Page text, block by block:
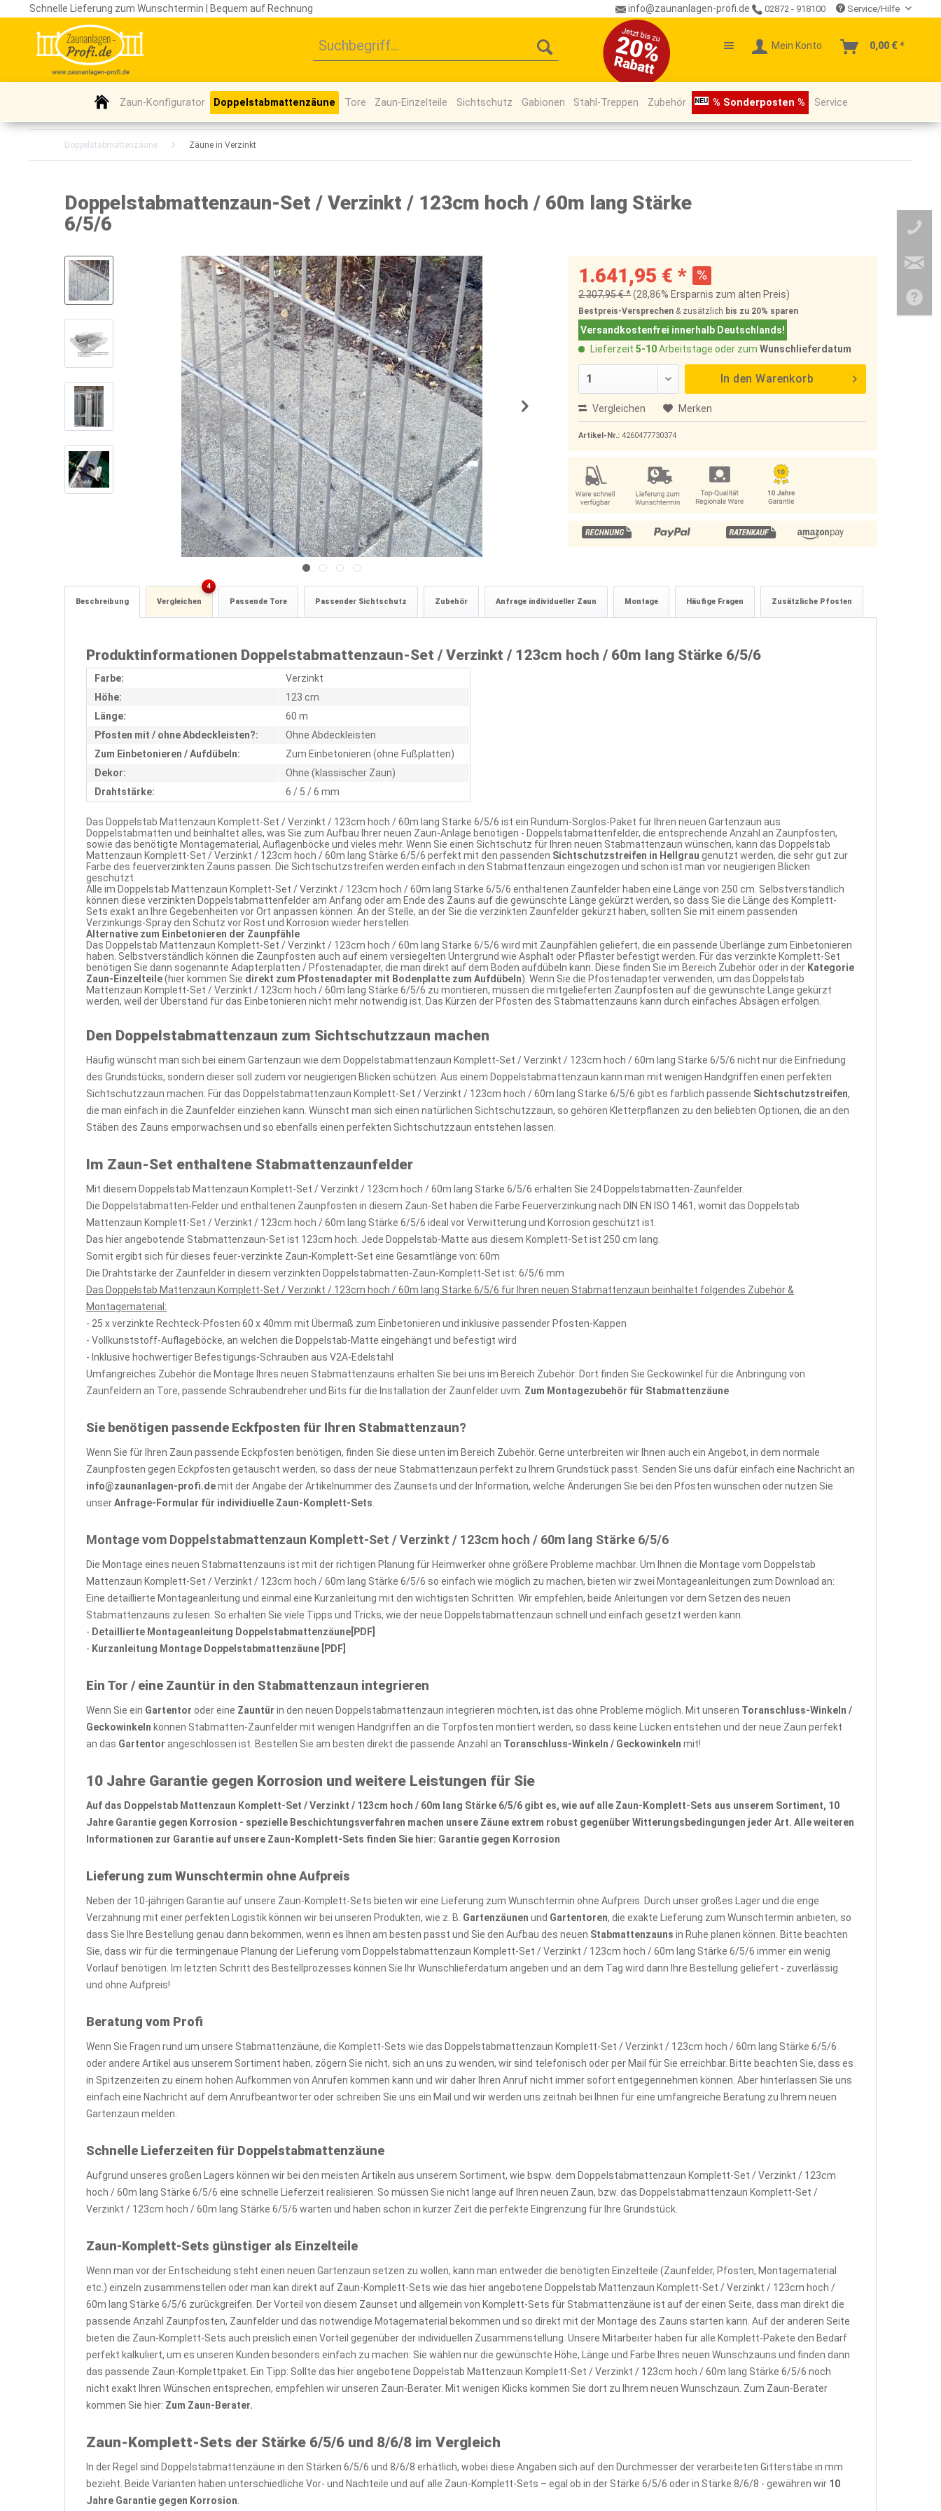
Schnelle Lieferung zum Wunschtermin | Bequem auf Rechnung info@zaunanlagen-profi.de 02872 - 918100 Service/Hilfe
Mein Konto 0,00 € *
Zaun-Konfigurator Doppelstabmattenzäune Tore Zaun-Einzelteile Sichtschutz Gabionen Stahl-Treppen Zubehör % Sonderposten % Service
Doppelstabmattenzäune Zäune in Verzinkt
Doppelstabmattenzaun-Set / Verzinkt / 123cm hoch / 60m lang Stärke
6/5/6
1.641,95 € *
2.307,95 € *(28,86% Ersparnis zum alten Preis)
Bestpreis-Versprechen & zusätzlich bis zu 20% sparen
Versandkostenfrei innerhalb Deutschlands!
Lieferzeit5-10Arbeitstage oder zumWunschlieferdatum
In den Warenkorb
Vergleichen Merken
Artikel-Nr.:4260477730374
Beschreibung Vergleichen
4
Passende Tore Passender Sichtschutz Zubehör Anfrage individueller Zaun Montage Häufige Fragen Zusätzliche Pfosten
Produktinformationen Doppelstabmattenzaun-Set / Verzinkt / 123cm hoch / 60m lang Stärke 6/5/6
Farbe:
Verzinkt
Höhe:
123 cm
Länge:
60 m
Pfosten mit / ohne Abdeckleisten?:
Ohne Abdeckleisten
Zum Einbetonieren / Aufdübeln:
Zum Einbetonieren (ohne Fußplatten)
Dekor:
Ohne (klassischer Zaun)
Drahtstärke:
6 / 5 / 6 mm
Das Doppelstab Mattenzaun Komplett-Set / Verzinkt / 123cm hoch / 60m lang Stärke 6/5/6 ist ein Rundum-Sorglos-Paket für Ihren neuen Gartenzaun aus
Doppelstabmatten und beinhaltet alles, was Sie zum Aufbau Ihrer neuen Zaun-Anlage benötigen - Doppelstabmattenfelder, die entsprechende Anzahl an Zaunpfosten,
sowie das benötigte Montagematerial, Auflagenböcke und vieles mehr. Wenn Sie einen Sichtschutz für Ihren neuen Stabmattenzaun wünschen, kann das Doppelstab
Mattenzaun Komplett-Set / Verzinkt / 123cm hoch / 60m lang Stärke 6/5/6 perfekt mit den passenden Sichtschutzstreifen in Hellgrau genutzt werden, die sehr gut zur
Farbe des feuerverzinkten Zauns passen. Die Sichtschutzstreifen werden einfach in den Stabmattenzaun eingezogen und schon ist man vor neugierigen Blicken
geschützt.
Alle im Doppelstab Mattenzaun Komplett-Set / Verzinkt / 123cm hoch / 60m lang Stärke 6/5/6 enthaltenen Zaunfelder haben eine Länge von 250 cm. Selbstverständlich
können diese verzinkten Doppelstabmattenfelder am Anfang oder am Ende des Zauns auf die gewünschte Länge gekürzt werden, so dass Sie die Länge des Komplett-
Sets exakt an Ihre Gegebenheiten vor Ort anpassen können. An der Stelle, an der Sie die verzinkten Zaunfelder gekürzt haben, sollten Sie mit einem passenden
Verzinkungs-Spray den Schutz vor Rost und Korrosion wieder herstellen.
Alternative zum Einbetonieren der Zaunpfähle
Das Doppelstab Mattenzaun Komplett-Set / Verzinkt / 123cm hoch / 60m lang Stärke 6/5/6 wird mit Zaunpfählen geliefert, die ein passende Überlänge zum Einbetonieren
haben. Selbstverständlich können die Zaunpfosten auch auf einem versiegelten Untergrund wie Asphalt oder Pflaster befestigt werden. Für das verzinkte Komplett-Set
benötigen Sie dann sogenannte Adapterplatten / Pfostenadapter, die man direkt auf dem Boden aufdübeln kann. Diese finden Sie im Bereich Zubehör oder in der Kategorie
Zaun-Einzelteile(hier kommen Sie direkt zum Pfostenadapter mit Bodenplatte zum Aufdübeln). Wenn Sie die Pfostenadapter verwenden, um das Doppelstab
Mattenzaun Komplett-Set / Verzinkt / 123cm hoch / 60m lang Stärke 6/5/6 zu montieren, müssen die mitgelieferten Zaunpfosten auf die gewünschte Länge gekürzt
werden, weil der Überstand für das Einbetonieren nicht mehr notwendig ist. Das Kürzen der Pfosten des Stabmattenzauns kann durch einfaches Absägen erfolgen.
Den Doppelstabmattenzaun zum Sichtschutzzaun machen
Häufig wünscht man sich bei einem Gartenzaun wie dem Doppelstabmattenzaun Komplett-Set / Verzinkt / 123cm hoch / 60m lang Stärke 6/5/6 nicht nur die Einfriedung
des Grundstücks, sondern dieser soll zudem vor neugierigen Blicken schützen. Aus einem Doppelstabmattenzaun kann man mit wenigen Handgriffen einen perfekten
Sichtschutzzaun machen: Für das Doppelstabmattenzaun Komplett-Set / Verzinkt / 123cm hoch / 60m lang Stärke 6/5/6 gibt es farblich passende Sichtschutzstreifen,
die man einfach in die Zaunfelder einziehen kann. Wünscht man sich einen natürlichen Sichtschutzzaun, so gehören Kletterpflanzen zu den beliebten Optionen, die an den
Stäben des Zauns emporwachsen und so ebenfalls einen perfekten Sichtschutzzaun entstehen lassen.
Im Zaun-Set enthaltene Stabmattenzaunfelder
Mit diesem Doppelstab Mattenzaun Komplett-Set / Verzinkt / 123cm hoch / 60m lang Stärke 6/5/6 erhalten Sie 24 Doppelstabmatten-Zaunfelder.
Die Doppelstabmatten-Felder und enthaltenen Zaunpfosten in diesem Zaun-Set haben die Farbe Feuerverzinkung nach DIN EN ISO 1461, womit das Doppelstab
Mattenzaun Komplett-Set / Verzinkt / 123cm hoch / 60m lang Stärke 6/5/6 ideal vor Verwitterung und Korrosion geschützt ist.
Das hier angebotende Stabmattenzaun-Set ist 123cm hoch. Jede Doppelstab-Matte aus diesem Komplett-Set ist 250 cm lang.
Somit ergibt sich für dieses feuer-verzinkte Zaun-Komplett-Set eine Gesamtlänge von: 60m
Die Drahtstärke der Zaunfelder in diesem verzinkten Doppelstabmatten-Zaun-Komplett-Set ist: 6/5/6 mm
Das Doppelstab Mattenzaun Komplett-Set / Verzinkt / 123cm hoch / 60m lang Stärke 6/5/6 für Ihren neuen Stabmattenzaun beinhaltet folgendes Zubehör &
Montagematerial:
- 25 x verzinkte Rechteck-Pfosten 60 x 40mm mit Übermaß zum Einbetonieren und inklusive passender Pfosten-Kappen
- Vollkunststoff-Auflageböcke, an welchen die Doppelstab-Matte eingehängt und befestigt wird
- Inklusive hochwertiger Befestigungs-Schrauben aus V2A-Edelstahl
Umfangreiches Zubehör die Montage Ihres neuen Stabmattenzauns erhalten Sie bei uns im Bereich Zubehör: Dort finden Sie Geckowinkel für die Anbringung von
Zaunfeldern an Tore, passende Schraubendreher und Bits für die Installation der Zaunfelder uvm. Zum Montagezubehör für Stabmattenzäune
Sie benötigen passende Eckfposten für Ihren Stabmattenzaun?
Wenn Sie für Ihren Zaun passende Eckpfosten benötigen, finden Sie diese unten im Bereich Zubehör. Gerne unterbreiten wir Ihnen auch ein Angebot, in dem normale
Zaunpfosten gegen Eckpfosten getauscht werden, so dass der neue Stabmattenzaun perfekt zu Ihrem Grundstück passt. Senden Sie uns dafür einfach eine Nachricht an
info@zaunanlagen-profi.demit der Angabe der Artikelnummer des Zaunsets und der Information, welche Änderungen Sie bei den Pfosten wünschen oder nutzen Sie
unserAnfrage-Formular für individiuelle Zaun-Komplett-Sets
Montage vom Doppelstabmattenzaun Komplett-Set / Verzinkt / 123cm hoch / 60m lang Stärke 6/5/6
Die Montage eines neuen Stabmattenzauns ist mit der richtigen Planung für Heimwerker ohne größere Probleme machbar. Um Ihnen die Montage vom Doppelstab
Mattenzaun Komplett-Set / Verzinkt / 123cm hoch / 60m lang Stärke 6/5/6 so einfach wie möglich zu machen, bieten wir zwei Montageanleitungen zum Download an:
Eine detaillierte Montageanleitung und einmal eine Kurzanleitung mit den wichtigsten Schritten. Wir empfehlen, beide Anleitungen vor dem Setzen des neuen
Stabmattenzauns zu lesen. So erhalten Sie viele Tipps und Tricks, wie der neue Doppelstabmattenzaun schnell und einfach gesetzt werden kann.
- Detaillierte Montageanleitung Doppelstabmattenzäune[PDF]
- Kurzanleitung Montage Doppelstabmattenzäune [PDF]
Ein Tor / eine Zauntür in den Stabmattenzaun integrieren
Wenn Sie ein Gartentor oder eine Zauntür in den neuen Doppelstabmattenzaun integrieren möchten, ist das ohne Probleme möglich. Mit unseren Toranschluss-Winkeln /
Geckowinkeln können Stabmatten-Zaunfelder mit wenigen Handgriffen an die Torpfosten montiert werden, so dass keine Lücken entstehen und der neue Zaun perfekt
an das Gartentor angeschlossen ist. Bestellen Sie am besten direkt die passende Anzahl an Toranschluss-Winkeln / Geckowinkeln mit!
10 Jahre Garantie gegen Korrosion und weitere Leistungen für Sie
Auf das Doppelstab Mattenzaun Komplett-Set / Verzinkt / 123cm hoch / 60m lang Stärke 6/5/6 gibt es, wie auf alle Zaun-Komplett-Sets aus unserem Sortiment, 10
Jahre Garantie gegen Korrosion - spezielle Beschichtungsverfahren machen unsere Zäune extrem robust gegenüber Witterungsbedingungen jeder Art. Alle weiteren
Informationen zur Garantie auf unsere Zaun-Komplett-Sets finden Sie hier: Garantie gegen Korrosion
Lieferung zum Wunschtermin ohne Aufpreis
Neben der 10-jährigen Garantie auf unsere Zaun-Komplett-Sets bieten wir eine Lieferung zum Wunschtermin ohne Aufpreis. Durch unser großes Lager und die enge
Verzahnung mit einer perfekten Logistik können wir bei unseren Produkten, wie z. B. Gartenzäunen und Gartentoren, die exakte Lieferung zum Wunschtermin anbieten, so
dass Sie Ihre Bestellung genau dann bekommen, wenn es Ihnen am besten passt und Sie den Aufbau des neuen Stabmattenzauns in Ruhe planen können. Bitte beachten
Sie, dass wir für die termingenaue Planung der Lieferung vom Doppelstabmattenzaun Komplett-Set / Verzinkt / 123cm hoch / 60m lang Stärke 6/5/6 immer ein wenig
Vorlauf benötigen. Im letzten Schritt des Bestellprozesses können Sie Ihr Wunschlieferdatum angeben und an dem Tag wird dann Ihre Bestellung geliefert - zuverlässig
und ohne Aufpreis!
Beratung vom Profi
Wenn Sie Fragen rund um unsere Stabmattenzäune, die Komplett-Sets wie das Doppelstabmattenzaun Komplett-Set / Verzinkt / 123cm hoch / 60m lang Stärke 6/5/6
oder andere Artikel aus unserem Sortiment haben, zögern Sie nicht, sich an uns zu wenden, wir sind telefonisch oder per Mail für Sie erreichbar. Bitte beachten Sie, dass es
in Spitzenzeiten zu einem hohen Aufkommen von Anrufen kommen kann und wir daher Ihren Anruf nicht immer sofort entgegennehmen können. Aber hinterlassen Sie uns
einfach eine Nachricht auf dem Anrufbeantworter oder schreiben Sie uns ein Mail und wir werden uns zeitnah bei Ihnen für eine umfangreiche Beratung zu Ihrem neuen
Gartenzaun melden.
Schnelle Lieferzeiten für Doppelstabmattenzäune
Aufgrund unseres großen Lagers können wir bei den meisten Artikeln aus unserem Sortiment, wie bspw. dem Doppelstabmattenzaun Komplett-Set / Verzinkt / 123cm
hoch / 60m lang Stärke 6/5/6 eine schnelle Lieferzeit realisieren. So müssen Sie nicht lange auf Ihren neuen Zaun, bzw. das Doppelstabmattenzaun Komplett-Set /
Verzinkt / 123cm hoch / 60m lang Stärke 6/5/6 warten und haben schon in kurzer Zeit die perfekte Eingrenzung für Ihre Grundstück.
Zaun-Komplett-Sets günstiger als Einzelteile
Wenn man vor der Entscheidung steht einen neuen Gartenzaun setzen zu wollen, kann man entweder die benötigten Einzelteile (Zaunfelder, Pfosten, Montagematerial
etc.) einzeln zusammenstellen oder man kan direkt auf Zaun-Komplett-Sets wie das hier angebotene Doppelstab Mattenzaun Komplett-Set / Verzinkt / 123cm hoch /
60m lang Stärke 6/5/6 zurückgreifen. Der Vorteil von diesem Zaunset und allgemein von Komplett-Sets für Stabmattenzäune ist auf der einen Seite, dass man direkt die
passende Anzahl Zaunpfosten, Zaunfelder und das notwendige Motagematerial bekommen und so direkt mit der Montage des Zauns starten kann. Auf der anderen Seite
bieten die Zaun-Komplett-Sets auch preislich einen Vorteil gegenüber der individuellen Zusammenstellung. Unsere Mitarbeiter haben für alle Komplett-Pakete den Bedarf
perfekt kalkuliert, um es unseren Kunden besonders einfach zu machen: Sie wählen nur die gewünschte Höhe, Länge und Farbe Ihres neuen Wunschzauns und finden dann
das passende Zaun-Komplettpaket. Ein Tipp: Sollte das hier angebotene Doppelstab Mattenzaun Komplett-Set / Verzinkt / 123cm hoch / 60m lang Stärke 6/5/6 noch
nicht exakt Ihren Wünschen entsprechen, empfehlen wir unseren Zaun-Berater. Mit wenigen Klicks kommen Sie dort zu Ihrem neuen Wunschzaun. Zum Zaun-Berater
kommen Sie hier: Zum Zaun-Berater.
Zaun-Komplett-Sets der Stärke 6/5/6 und 8/6/8 im Vergleich
In der Regel sind Doppelstabmattenzäune in den Stärken 6/5/6 und 8/6/8 erhätlich, wobei diese Angaben sich auf den Durchmesser der verarbeiteten Gitterstäbe in mm
bezieht. Beide Varianten haben unterschiedliche Vor- und Nachteile und auf alle Zaun-Komplett-Sets – egal ob in der Stärke 6/5/6 oder in Stärke 8/6/8 - gewähren wir 10
Jahre Garantie gegen Korrosion